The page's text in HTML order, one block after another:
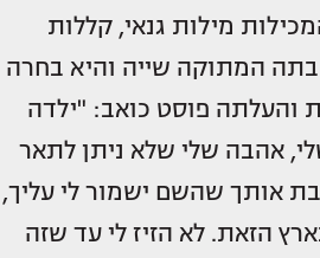
מילות גנאי, קללות
בתה המתוקה שייה והיא בחרה
והעלתה פוסט כואב: "ילדה
אהבה שלי שלא ניתן לתאר
אותך שהשם ישמור לי עליך,
הזאת. לא הזיז לי עד שזה